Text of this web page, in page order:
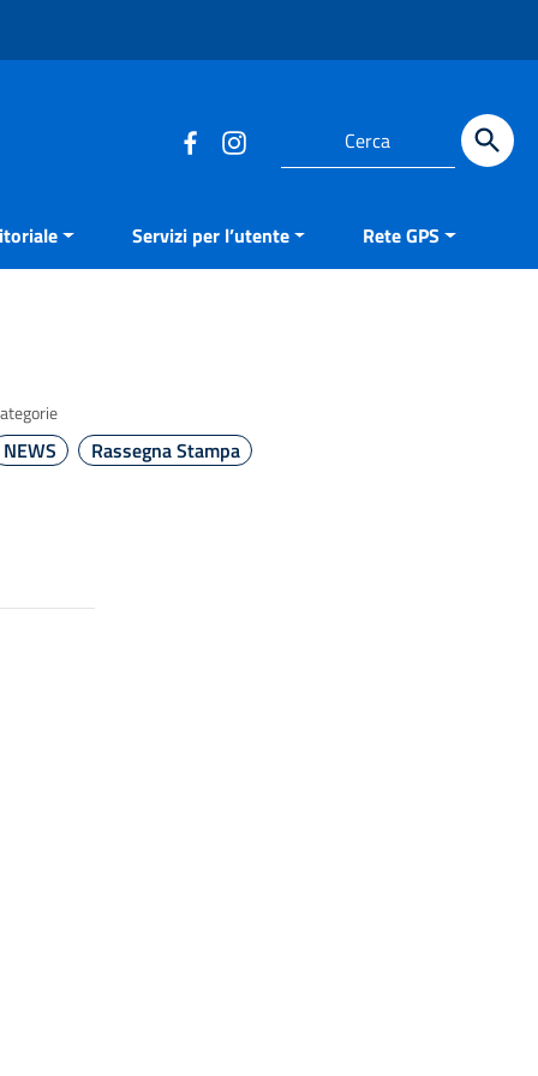
Cerca
Servizi per l’utente Rete GPS
NEWS Rassegna Stampa